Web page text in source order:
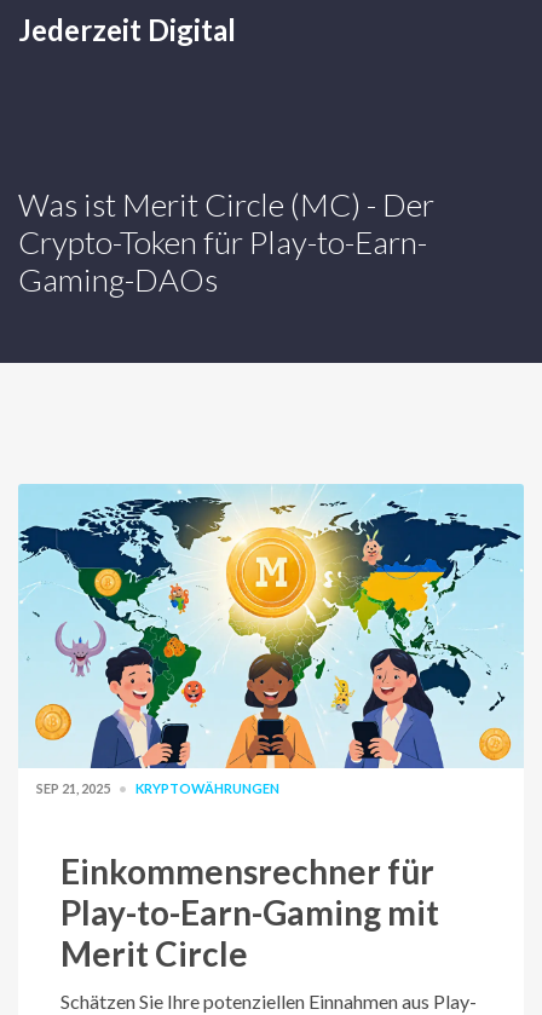
Jederzeit Digital
Was ist Merit Circle (MC) - Der
Crypto-Token für Play-to-Earn-
Gaming-DAOs
SEP 21, 2025 KRYPTOWÄHRUNGEN
Einkommensrechner für
Play-to-Earn-Gaming mit
Merit Circle
Schätzen Sie Ihre potenziellen Einnahmen aus Play-